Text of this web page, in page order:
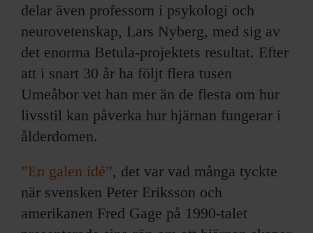
delar även professorn i psykologi och
neurovetenskap, Lars Nyberg, med sig av
det enorma Betula-projektets resultat. Efter
att i snart 30 år ha följt flera tusen
Umeåbor vet han mer än de flesta om hur
livsstil kan påverka hur hjärnan fungerar i
ålderdomen.
”En galen idé”, det var vad många tyckte
när svensken Peter Eriksson och
amerikanen Fred Gage på 1990-talet